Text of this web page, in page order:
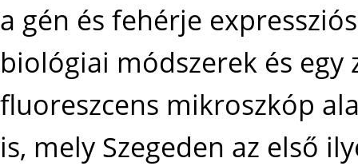
a gén és fehérje
biológiai módszerek és
fluoreszcens mikroszkóp
is, mely Szegeden az első